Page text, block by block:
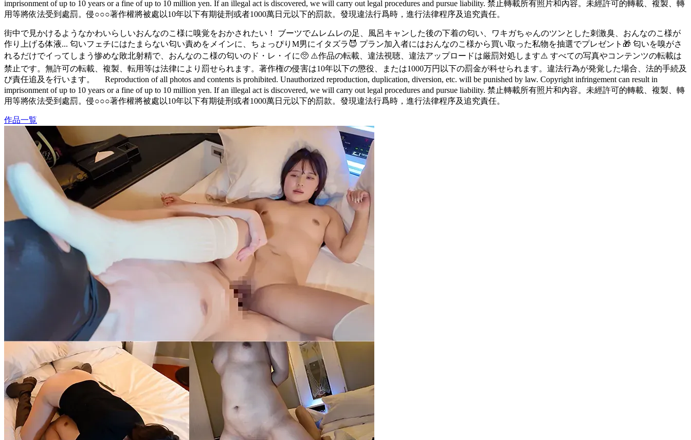
imprisonment of up to 10 years or a fine of up to 10 million yen. If an illegal act is discovered, we will carry out legal procedures and pursue liability. 禁止轉載所有照片和內容。未經許可的轉載、複製、轉
用等將依法受到處罰。侵○○○著作權將被處以10年以下有期徒刑或者1000萬日元以下的罰款。發現違法行爲時，進行法律程序及追究責任。
街中で見かけるようなかわいらしいおんなのこ様に嗅覚をおかされたい！ ブーツでムレムレの足、風呂キャンした後の下着の匂い、ワキガちゃんのツンとした刺激臭、おんなのこ様が
作り上げる体液... 匂いフェチにはたまらない匂い責めをメインに、ちょっぴりM男にイタズラ😈 プラン加入者にはおんなのこ様から買い取った私物を抽選でプレゼント🎁 匂いを嗅がさ
れるだけでイってしまう惨めな敗北射精で、おんなのこ様の匂いのド・レ・イに🥺 ⚠️作品の転載、違法視聴、違法アップロードは厳罰対処します⚠️ すべての写真やコンテンツの転載は
禁止です。無許可の転載、複製、転用等は法律により罰せられます。著作権の侵害は10年以下の懲役、または1000万円以下の罰金が科せられます。違法行為が発覚した場合、法的手続及
び責任追及を行います。 Reproduction of all photos and contents is prohibited. Unauthorized reproduction, duplication, diversion, etc. will be punished by law. Copyright infringement can result in
imprisonment of up to 10 years or a fine of up to 10 million yen. If an illegal act is discovered, we will carry out legal procedures and pursue liability. 禁止轉載所有照片和內容。未經許可的轉載、複製、轉
用等將依法受到處罰。侵○○○著作權將被處以10年以下有期徒刑或者1000萬日元以下的罰款。發現違法行爲時，進行法律程序及追究責任。
作品一覧